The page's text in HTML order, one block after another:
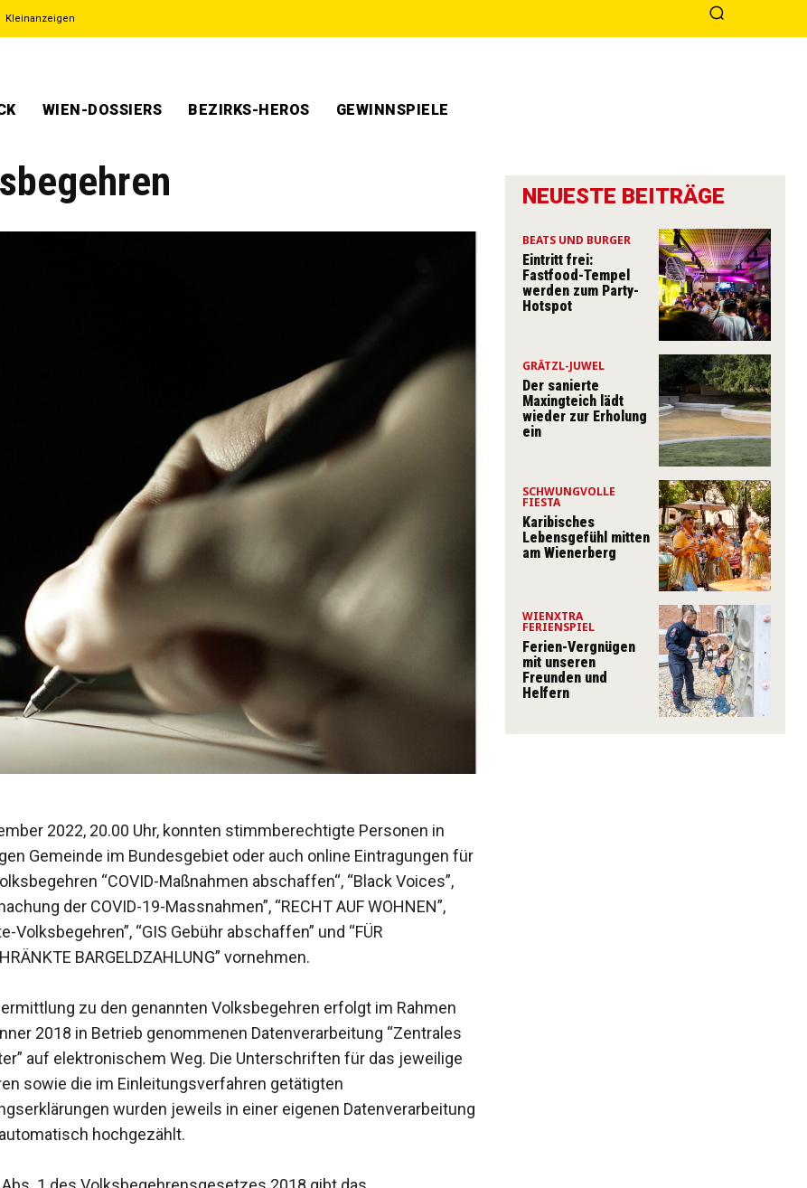
Kleinanzeigen
WIEN-DOSSIERS BEZIRKS-HEROS GEWINNSPIELE
2022, 20.00 Uhr, konnten stimmberechtigte Personen in
Gemeinde im Bundesgebiet oder auch online Eintragungen für
“COVID-Maßnahmen abschaffen“, “Black Voices”,
der COVID-19-Massnahmen”, “RECHT AUF WOHNEN”,
Volksbegehren”, “GIS Gebühr abschaffen” und “FÜR
BARGELDZAHLUNG” vornehmen.
zu den genannten Volksbegehren erfolgt im Rahmen
2018 in Betrieb genommenen Datenverarbeitung “Zentrales
auf elektronischem Weg. Die Unterschriften für das jeweilige
sowie die im Einleitungsverfahren getätigten
wurden jeweils in einer eigenen Datenverarbeitung
hochgezählt.
NEUESTE BEITRÄGE
BEATS UND BURGER
Eintritt frei:
Fastfood-Tempel
werden zum Party-
Hotspot
GRÄTZL-JUWEL
Der sanierte
Maxingteich lädt
wieder zur Erholung
ein
SCHWUNGVOLLE
FIESTA
Karibisches
Lebensgefühl mitten
am Wienerberg
WIENXTRA
FERIENSPIEL
Ferien-Vergnügen
mit unseren
Freunden und
Helfern